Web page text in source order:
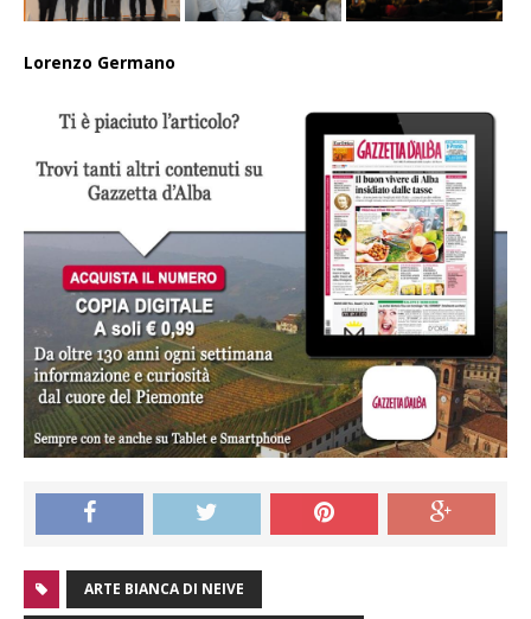
Lorenzo Germano
ARTE BIANCA DI NEIVE